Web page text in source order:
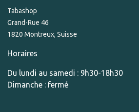
Tabashop
Grand-Rue 46
1820 Montreux, Suisse
Horaires
Du lundi au samedi : 9h30-18h30
Dimanche : fermé